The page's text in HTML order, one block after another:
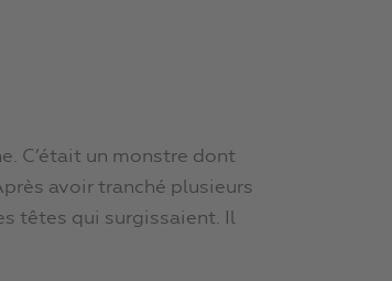
C’était un monstre dont
avoir tranché plusieurs
têtes qui surgissaient. Il